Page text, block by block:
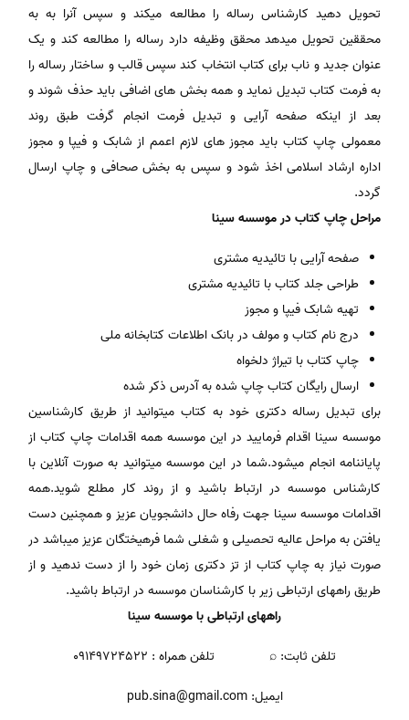
تحویل دهید کارشناس رساله را مطالعه میکند و سپس آنرا به به
محققین تحویل میدهد محقق وظیفه دارد رساله را مطالعه کند و یک
عنوان جدید و ناب برای کتاب انتخاب کند سپس قالب و ساختار رساله را
به فرمت کتاب تبدیل نماید و همه بخش های اضافی باید حذف شوند و
بعد از اینکه صفحه آرایی و تبدیل فرمت انجام گرفت طبق روند
معمولی چاپ کتاب باید مجوز های لازم اعمم از شابک و فیپا و مجوز
اداره ارشاد اسلامی اخذ شود و سپس به بخش صحافی و چاپ ارسال
گردد.
مراحل چاپ کتاب در موسسه سینا
صفحه آرایی با تائیدیه مشتری
طراحی جلد کتاب با تائیدیه مشتری
تهیه شابک فیپا و مجوز
درج نام کتاب و مولف در بانک اطلاعات کتابخانه ملی
چاپ کتاب با تیراژ دلخواه
ارسال رایگان کتاب چاپ شده به آدرس ذکر شده
برای تبدیل رساله دکتری خود به کتاب میتوانید از طریق کارشناسین
موسسه سینا اقدام فرمایید در این موسسه همه اقدامات چاپ کتاب از
پایاننامه انجام میشود.شما در این موسسه میتوانید به صورت آنلاین با
کارشناس موسسه در ارتباط باشید و از روند کار مطلع شوید.همه
اقدامات موسسه سینا جهت رفاه حال دانشجویان عزیز و همچنین دست
یافتن به مراحل عالیه تحصیلی و شغلی شما فرهیختگان عزیز میباشد در
صورت نیاز به چاپ کتاب از تز دکتری زمان خود را از دست ندهید و از
طریق راههای ارتباطی زیر با کارشناسان موسسه در ارتباط باشید.
راههای ارتباطی با موسسه سینا
تلفن ثابت: ⌕ تلفن همراه : ۰۹۱۴۹۷۲۴۵۲۲
ایمیل: pub.sina@gmail.com